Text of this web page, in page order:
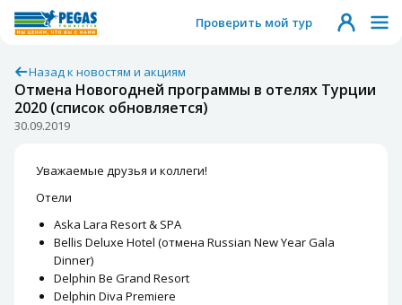
Проверить мой тур
Назад к новостям и акциям
Отмена Новогодней программы в отелях Турции
2020 (список обновляется)
30.09.2019
Уважаемые друзья и коллеги!
Отели
Aska Lara Resort & SPA
Bellis Deluxe Hotel (отмена Russian New Year Gala
Dinner)
Delphin Be Grand Resort
Delphin Diva Premiere